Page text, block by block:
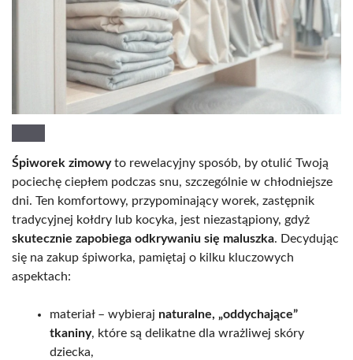
Śpiworek zimowyto rewelacyjny sposób, by otulić Twoją
pociechę ciepłem podczas snu, szczególnie w chłodniejsze
dni. Ten komfortowy, przypominający worek, zastępnik
tradycyjnej kołdry lub kocyka, jest niezastąpiony, gdyż
skutecznie zapobiega odkrywaniu się maluszka. Decydując
się na zakup śpiworka, pamiętaj o kilku kluczowych
aspektach:
materiał – wybieraj naturalne, „oddychające”
tkaniny, które są delikatne dla wrażliwej skóry
dziecka,